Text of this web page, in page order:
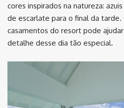
cores inspirados na natureza:
de escarlate para o final da
casamentos do resort pode
detalhe desse dia tão especial.